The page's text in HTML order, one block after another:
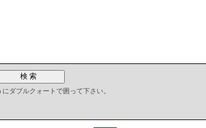
ブルクォートで囲って下さい。